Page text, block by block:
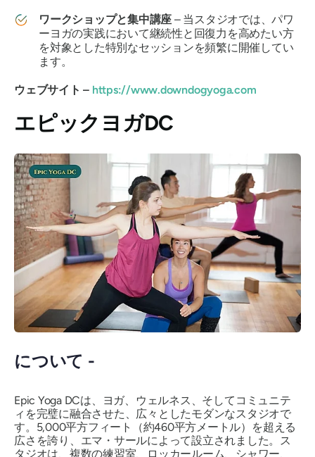
ワークショップと集中講座 – 当スタジオでは、パワ
ーヨガの実践において継続性と回復力を高めたい方
を対象とした特別なセッションを頻繁に開催してい
ます。
ウェブサイト – https://www.downdogyoga.com
エピックヨガDC
について -
Epic Yoga DCは、ヨガ、ウェルネス、そしてコミュニテ
ィを完璧に融合させた、広々としたモダンなスタジオで
す。5,000平方フィート（約460平方メートル）を超える
広さを誇り、エマ・サールによって設立されました。ス
タジオは、複数の練習室、ロッカールーム、シャワー、